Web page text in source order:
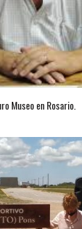
Museo en Rosario.